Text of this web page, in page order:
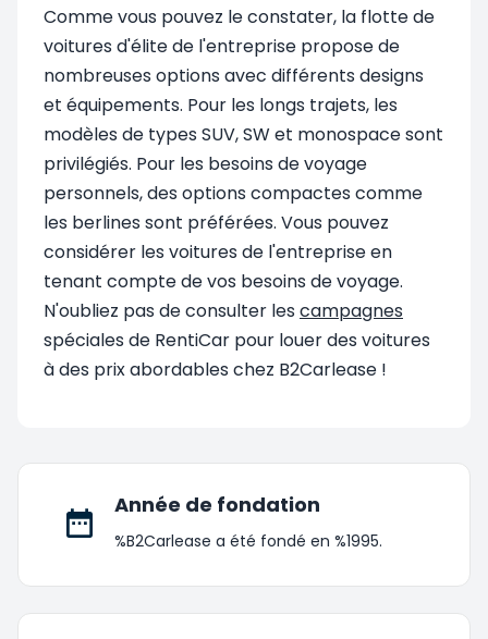
Comme vous pouvez le constater, la flotte de
voitures d'élite de l'entreprise propose de
nombreuses options avec différents designs
et équipements. Pour les longs trajets, les
modèles de types SUV, SW et monospace sont
privilégiés. Pour les besoins de voyage
personnels, des options compactes comme
les berlines sont préférées. Vous pouvez
considérer les voitures de l'entreprise en
tenant compte de vos besoins de voyage.
N'oubliez pas de consulter les campagnes
spéciales de RentiCar pour louer des voitures
à des prix abordables chez B2Carlease !
Année de fondation
%B2Carlease a été fondé en %1995.